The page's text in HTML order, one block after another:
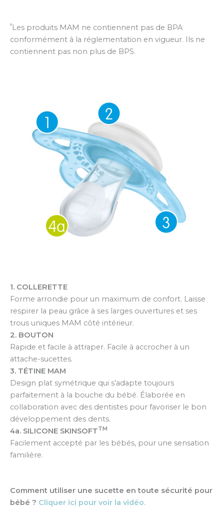
°Les produits MAM ne contiennent pas de BPA
conformément à la réglementation en vigueur. Ils ne
contiennent pas non plus de BPS.
1. COLLERETTE
Forme arrondie pour un maximum de confort. Laisse
respirer la peau grâce à ses larges ouvertures et ses
trous uniques MAM côté intérieur.
2. BOUTON
Rapide et facile à attraper. Facile à accrocher à un
attache-sucettes.
3. TÉTINE MAM
Design plat symétrique qui s’adapte toujours
parfaitement à la bouche du bébé. Élaborée en
collaboration avec des dentistes pour favoriser le bon
développement des dents.
4a. SILICONE SKINSOFTTM
Facilement accepté par les bébés, pour une sensation
familière.
Comment utiliser une sucette en toute sécurité pour
bébé ? Cliquer ici pour voir la vidéo.